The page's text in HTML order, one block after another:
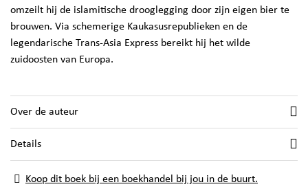
omzeilt hij de islamitische drooglegging door zijn eigen bier te
brouwen. Via schemerige Kaukasusrepublieken en de
legendarische Trans-Asia Express bereikt hij het wilde
zuidoosten van Europa.
Over de auteur
Details
Koop dit boek bij een boekhandel bij jou in de buurt.